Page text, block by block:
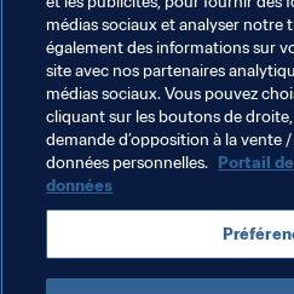
Développement des talents
Associations Membres
Organisation Guatemala
médias sociaux et analyser notre
également des informations sur
site avec nos partenaires
médias sociaux. Vous pouvez
cliquant sur les boutons de
demande d’opposition à la vente
données personnelles. Portail
données